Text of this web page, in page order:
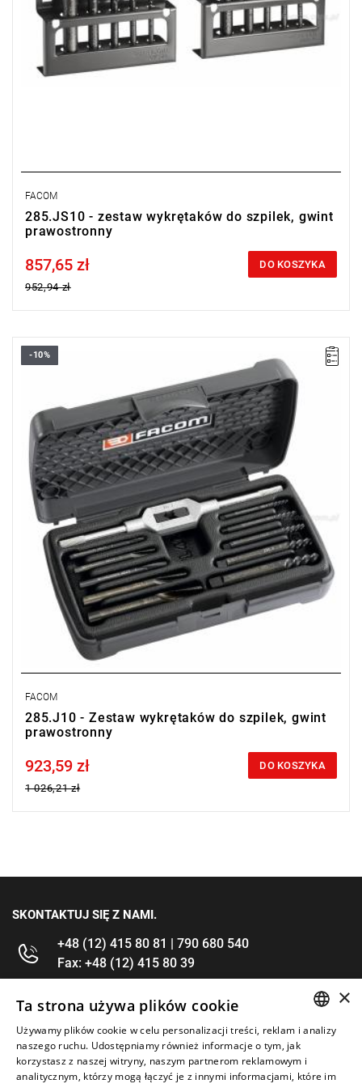
FACOM
285.JS10 - zestaw wykrętaków do szpilek, gwint
prawostronny
Price tax included
857,65 zł
952,94 zł
DO KOSZYKA
Wymiary: 204 x 122 x 52 mm.
Wiertła: 285.4-5-6-8-11 - 285.F1-F2-F3-F4-F5.
Pakowanie: BP.102 + PL.464.
D min: 3 mm.
D max: 18 mm.
-10%
FACOM
285.J10 - Zestaw wykrętaków do szpilek, gwint
prawostronny
Price tax included
923,59 zł
1 026,21 zł
DO KOSZYKA
SKONTAKTUJ SIĘ Z NAMI.
+48 (12) 415 80 81 | 790 680 540
Fax: +48 (12) 415 80 39
kontakt@im-narzedzia.pl
INFORMACJE
OFERTA
ENGLISH
×
Ta strona używa plików cookie
Używamy plików cookie w celu personalizacji treści, reklam i analizy
naszego ruchu. Udostępniamy również informacje o tym, jak
korzystasz z naszej witryny, naszym partnerom reklamowym i
analitycznym, którzy mogą łączyć je z innymi informacjami, które im